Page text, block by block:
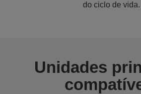
do ciclo de vida.
Unidades